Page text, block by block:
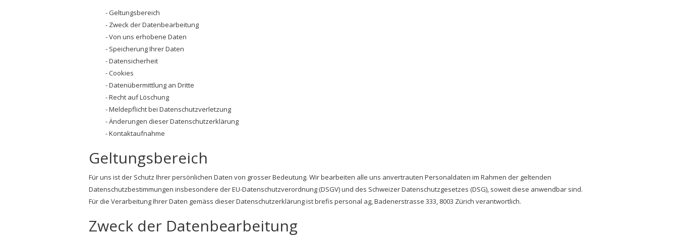
Geltungsbereich
Zweck der Datenbearbeitung
Von uns erhobene Daten
Speicherung Ihrer Daten
Datensicherheit
Cookies
Datenübermittlung an Dritte
Recht auf Löschung
Meldepflicht bei Datenschutzverletzung
Änderungen dieser Datenschutzerklärung
Kontaktaufnahme
Geltungsbereich
Für uns ist der Schutz Ihrer persönlichen Daten von grosser Bedeutung. Wir bearbeiten alle uns anvertrauten Personaldaten im Rahmen der geltenden
Datenschutzbestimmungen insbesondere der EU-Datenschutzverordnung (DSGV) und des Schweizer Datenschutzgesetzes (DSG), soweit diese anwendbar sind.
Für die Verarbeitung Ihrer Daten gemäss dieser Datenschutzerklärung ist brefis personal ag, Badenerstrasse 333, 8003 Zürich verantwortlich.
Zweck der Datenbearbeitung